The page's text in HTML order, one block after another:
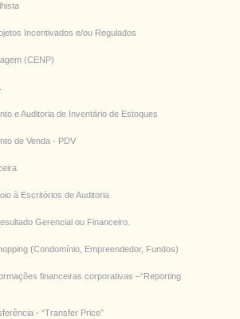
Incentivados e/ou Regulados
(CENP)
e Auditoria de Inventário de Estoques
de Venda - PDV
à Escritórios de Auditoria
Gerencial ou Financeiro.
(Condomínio, Empreendedor, Fundos)
financeiras corporativas –“Reporting
- “Transfer Price”